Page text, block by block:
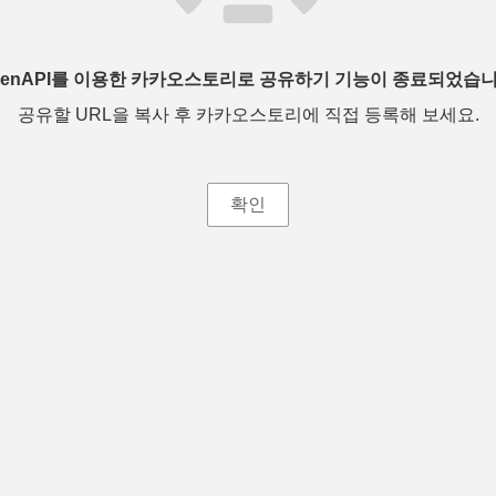
를 이용한 카카오스토리로 공유하기 기능이 종료되었습
공유할 URL을 복사 후 카카오스토리에 직접 등록해 보세요.
확인